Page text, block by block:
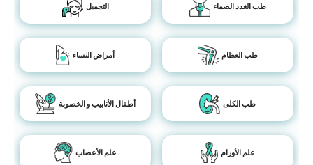
التجميل طب الغدد الصماء
أمراض النساء طب العظام
أطفال الأنابيب و الخصوبة طب الكلى
علم الأعصاب علم الأورام